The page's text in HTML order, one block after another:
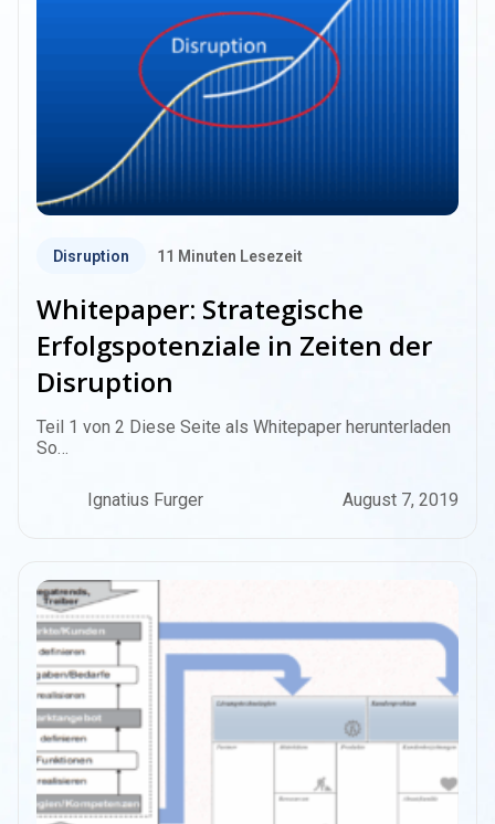
Disruption 11 Minuten Lesezeit
Whitepaper: Strategische
Erfolgspotenziale in Zeiten der
Disruption
Teil 1 von 2 Diese Seite als Whitepaper herunterladen
So…
Ignatius Furger August 7, 2019